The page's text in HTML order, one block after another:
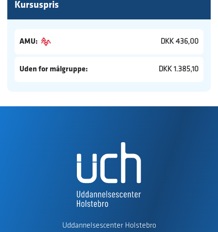
Kursuspris
AMU: DKK 436,00
Uden for målgruppe: DKK 1.385,10
Uddannelsescenter Holstebro